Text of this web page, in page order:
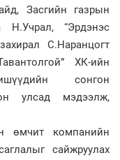
Засгийн газрын
Н.Учрал, “Эрдэнэс
С.Наранцогт
ХК-ийн
сонгон
улсад мэдээлж,
өмчит компанийн
сайжруулах